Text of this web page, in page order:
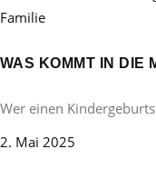
Familie
WAS KOMMT IN DIE
Wer einen
2. Mai 2025